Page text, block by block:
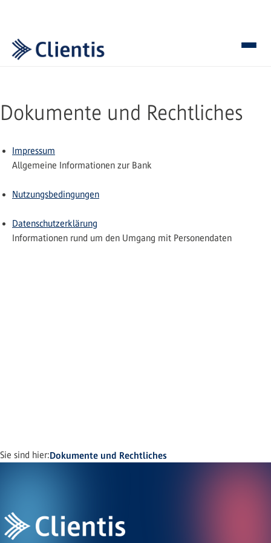
Dokumente und Rechtliches
Impressum
Allgemeine Informationen zur Bank
Nutzungsbedingungen
Datenschutzerklärung
Informationen rund um den Umgang mit Personendaten
Sie sind hier:Dokumente und Rechtliches